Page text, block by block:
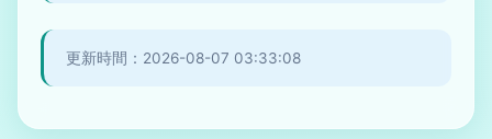
更新時間：2026-08-07 03:33:08